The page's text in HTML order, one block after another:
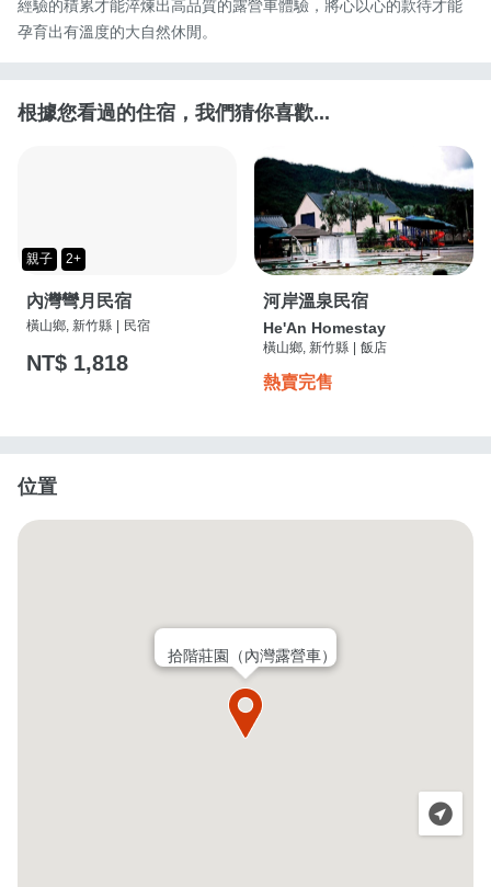
經驗的積累才能淬煉出高品質的露營車體驗，將心以心的款待才能
孕育出有溫度的大自然休閒。
根據您看過的住宿，我們猜你喜歡...
親子 2+
內灣彎月民宿
橫山鄉, 新竹縣 民宿
NT$ 1,818
河岸溫泉民宿
He'An Homestay
橫山鄉, 新竹縣 飯店
熱賣完售
位置
拾階莊園（內灣露營車）